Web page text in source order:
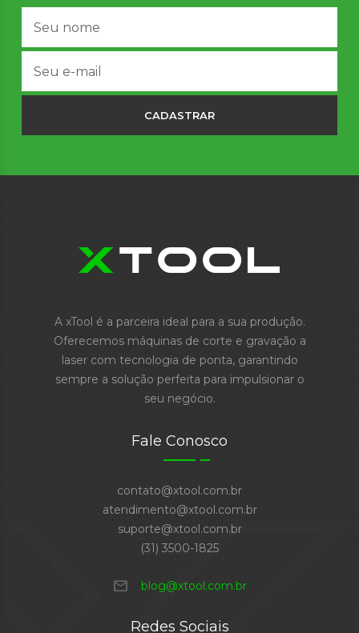
CADASTRAR
A xTool é a parceira ideal para a sua produção.
Oferecemos máquinas de corte e gravação a
laser com tecnologia de ponta, garantindo
sempre a solução perfeita para impulsionar o
seu negócio.
Fale Conosco
contato@xtool.com.br
atendimento@xtool.com.br
suporte@xtool.com.br
(31) 3500-1825
mail blog@xtool.com.br
Redes Sociais